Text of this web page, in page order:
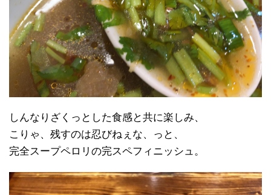
しんなりざくっとした食感と共に楽しみ、
こりゃ、残すのは忍びねぇな、っと、
完全スープペロリの完スペフィニッシュ。